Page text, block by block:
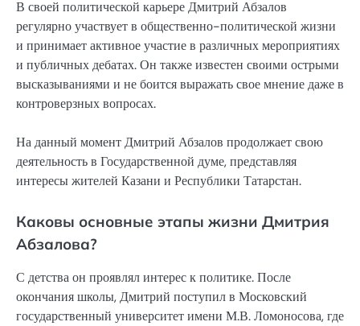
В своей политической карьере Дмитрий Абзалов
регулярно участвует в общественно-политической жизни
и принимает активное участие в различных мероприятиях
и публичных дебатах. Он также известен своими острыми
высказываниями и не боится выражать свое мнение даже в
контроверзных вопросах.
На данный момент Дмитрий Абзалов продолжает свою
деятельность в Государственной думе, представляя
интересы жителей Казани и Республики Татарстан.
Каковы основные этапы жизни Дмитрия
Абзалова?
С детства он проявлял интерес к политике. После
окончания школы, Дмитрий поступил в Московский
государственный университет имени М.В. Ломоносова, где